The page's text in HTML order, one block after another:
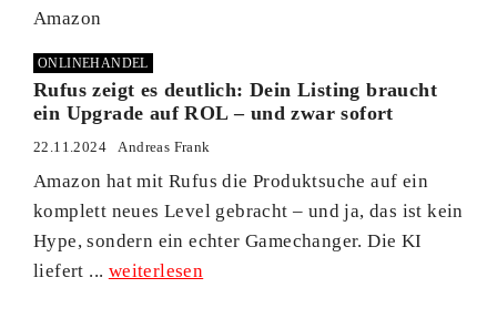
ONLINEHANDEL
Rufus zeigt es deutlich: Dein Listing braucht
ein Upgrade auf ROL – und zwar sofort
22.11.2024 Andreas Frank
Amazon hat mit Rufus die Produktsuche auf ein
komplett neues Level gebracht – und ja, das ist kein
Hype, sondern ein echter Gamechanger. Die KI
liefert ... weiterlesen